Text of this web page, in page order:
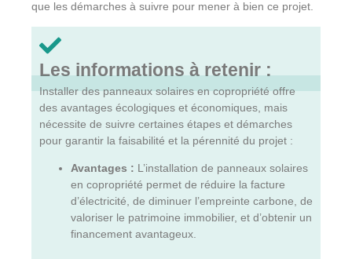
que les démarches à suivre pour mener à bien ce projet.
Les informations à retenir :
Installer des panneaux solaires en copropriété offre
des avantages écologiques et économiques, mais
nécessite de suivre certaines étapes et démarches
pour garantir la faisabilité et la pérennité du projet :
Avantages : L’installation de panneaux solaires
en copropriété permet de réduire la facture
d’électricité, de diminuer l’empreinte carbone, de
valoriser le patrimoine immobilier, et d’obtenir un
financement avantageux.